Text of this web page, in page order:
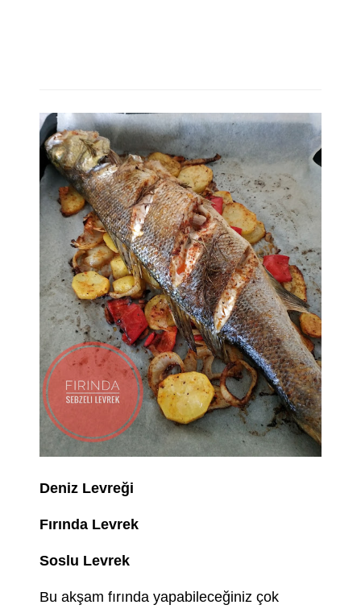
Deniz Levreği
Fırında Levrek
Soslu Levrek
Bu akşam fırında yapabileceğiniz çok